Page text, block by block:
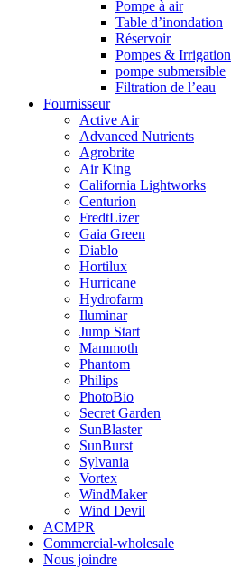
Pompe à air
Table d’inondation
Réservoir
Pompes & Irrigation
pompe submersible
Filtration de l’eau
Fournisseur
Active Air
Advanced Nutrients
Agrobrite
Air King
California Lightworks
Centurion
FredtLizer
Gaia Green
Diablo
Hortilux
Hurricane
Hydrofarm
Iluminar
Jump Start
Mammoth
Phantom
Philips
PhotoBio
Secret Garden
SunBlaster
SunBurst
Sylvania
Vortex
WindMaker
Wind Devil
ACMPR
Commercial-wholesale
Nous joindre